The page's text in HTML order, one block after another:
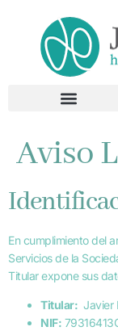
Aviso
En cumplimiento del
Servicios de la
Titular expone sus
Titular: Javier
NIF: